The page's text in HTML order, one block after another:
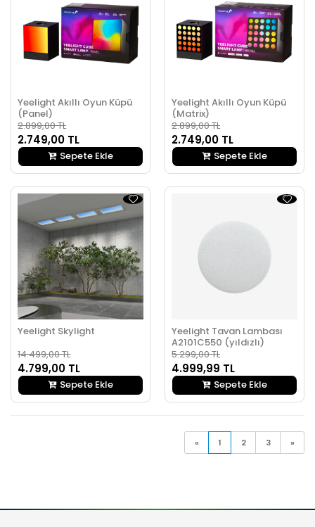
Yeelight Akıllı Oyun Küpü
(Panel)
2.899,00 TL
2.749,00 TL
Sepete Ekle
Yeelight Akıllı Oyun Küpü
(Matrix)
2.899,00 TL
2.749,00 TL
Sepete Ekle
Yeelight Skylight
14.499,00 TL
4.799,00 TL
Sepete Ekle
Yeelight Tavan Lambası
A2101C550 (yıldızlı)
5.299,00 TL
4.999,99 TL
Sepete Ekle
« 1 2 3 »